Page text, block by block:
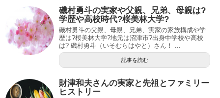
磯村勇斗の実家や父親、兄弟、母親は?
学歴や高校時代?桜美林大学?
磯村勇斗の父親、母親、兄弟、実家の家族構成や学
歴は?桜美林大学?地元は沼津市?出身中学校や高校
は? 磯村勇斗（いそむらはやと）さん！ ...
記事を読む
財津和夫さんの実家と先祖とファミリー
ヒストリー